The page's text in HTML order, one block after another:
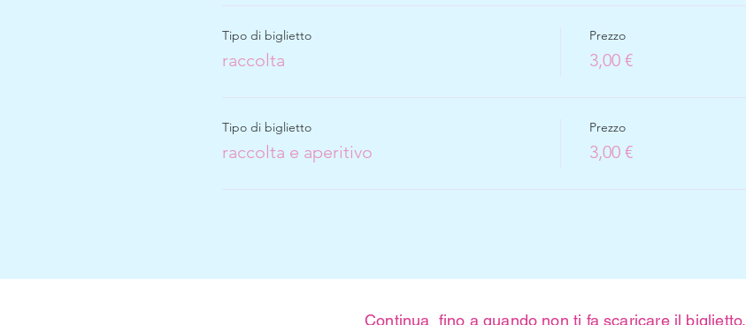
Tipo di biglietto
raccolta
Prezzo
3,00 €
Tipo di biglietto
raccolta e aperitivo
Prezzo
3,00 €
Continua fino a quando non ti fa scaricare il biglietto.